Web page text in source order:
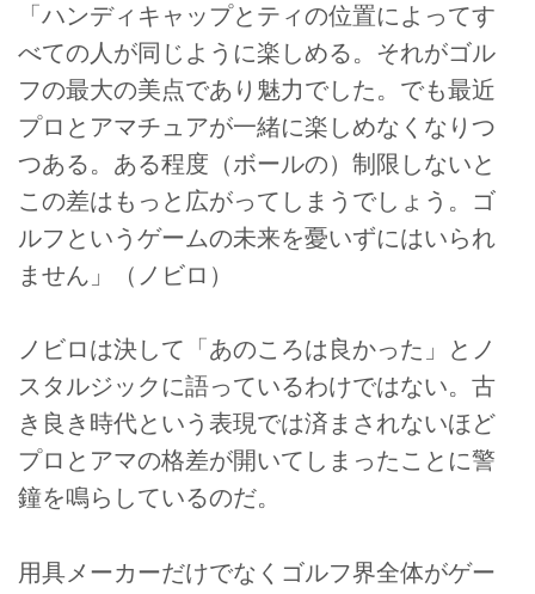
「ハンディキャップとティの位置によってす
べての人が同じように楽しめる。それがゴル
フの最大の美点であり魅力でした。でも最近
プロとアマチュアが一緒に楽しめなくなりつ
つある。ある程度（ボールの）制限しないと
この差はもっと広がってしまうでしょう。ゴ
ルフというゲームの未来を憂いずにはいられ
ません」（ノビロ）
ノビロは決して「あのころは良かった」とノ
スタルジックに語っているわけではない。古
き良き時代という表現では済まされないほど
プロとアマの格差が開いてしまったことに警
鐘を鳴らしているのだ。
用具メーカーだけでなくゴルフ界全体がゲー